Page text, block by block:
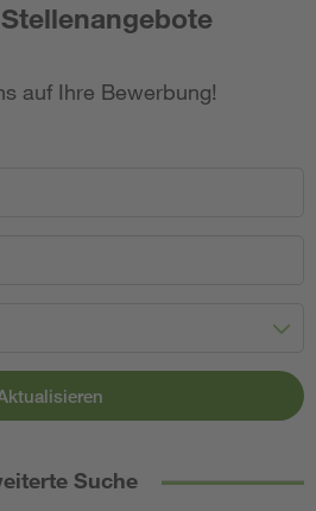
auf Ihre Bewerbung!
Suche